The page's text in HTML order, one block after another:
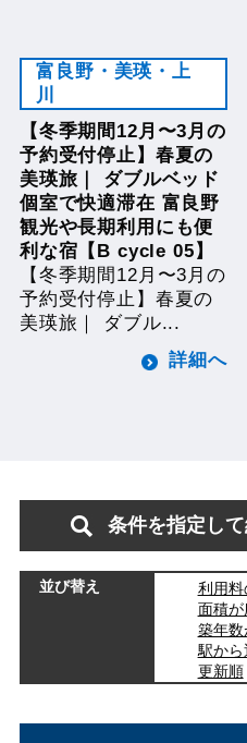
富良野・美瑛・上
川
【冬季期間12月〜3月の
予約受付停止】春夏の
美瑛旅｜ ダブルベッド
個室で快適滞在 富良野
観光や長期利用にも便
利な宿【B cycle 05】
【冬季期間12月〜3月の
予約受付停止】春夏の
美瑛旅｜ ダブル...
詳細へ
条件を指定し
並び替え
利用
面積
築年
駅か
更新順